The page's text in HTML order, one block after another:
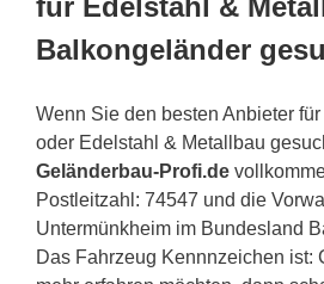
für Edelstahl &
Balkongeländer
Wenn Sie den besten Anbieter
oder Edelstahl & Metallbau
Geländerbau-Profi.de
Postleitzahl: 74547 und die
Untermünkheim im Bundesland
Das Fahrzeug Kennnzeichen ist: